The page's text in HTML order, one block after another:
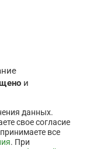
и
данных.
свое согласие
все
. При